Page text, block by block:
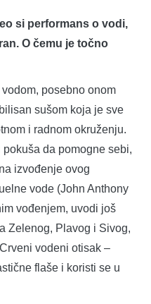
si performans o vodi,
O čemu je točno
posebno onom
sušom koja je sve
i radnom okruženju.
da pomogne sebi,
izvođenje ovog
vode (John Anthony
vođenjem, uvodi još
Zelenog, Plavog i Sivog,
vodeni otisak –
flaše i koristi se u